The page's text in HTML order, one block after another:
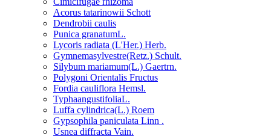
Acorus tatarinowii Schott
Dendrobii caulis
Punica granatumL.
Lycoris radiata (L'Her.) Herb.
Gymnemasylvestre(Retz.) Schult.
Silybum mariamum(L.) Gaertrn.
Polygoni Orientalis Fructus
Fordia cauliflora Hemsl.
TyphaangustifoliaL.
Luffa cylindrica(L.) Roem
Gypsophila paniculata Linn .
Usnea diffracta Vain.